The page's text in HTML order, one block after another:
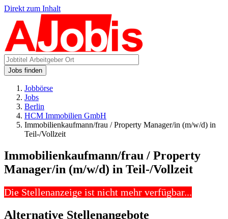
Direkt zum Inhalt
Jobs finden
Jobbörse
Jobs
Berlin
HCM Immobilien GmbH
Immobilienkaufmann/frau / Property Manager/in (m/w/d) in
Teil-/Vollzeit
Immobilienkaufmann/frau / Property
Manager/in (m/w/d) in Teil-/Vollzeit
Die Stellenanzeige ist nicht mehr verfügbar...
Alternative Stellenangebote